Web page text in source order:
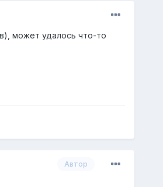
может удалось что-то
Автор